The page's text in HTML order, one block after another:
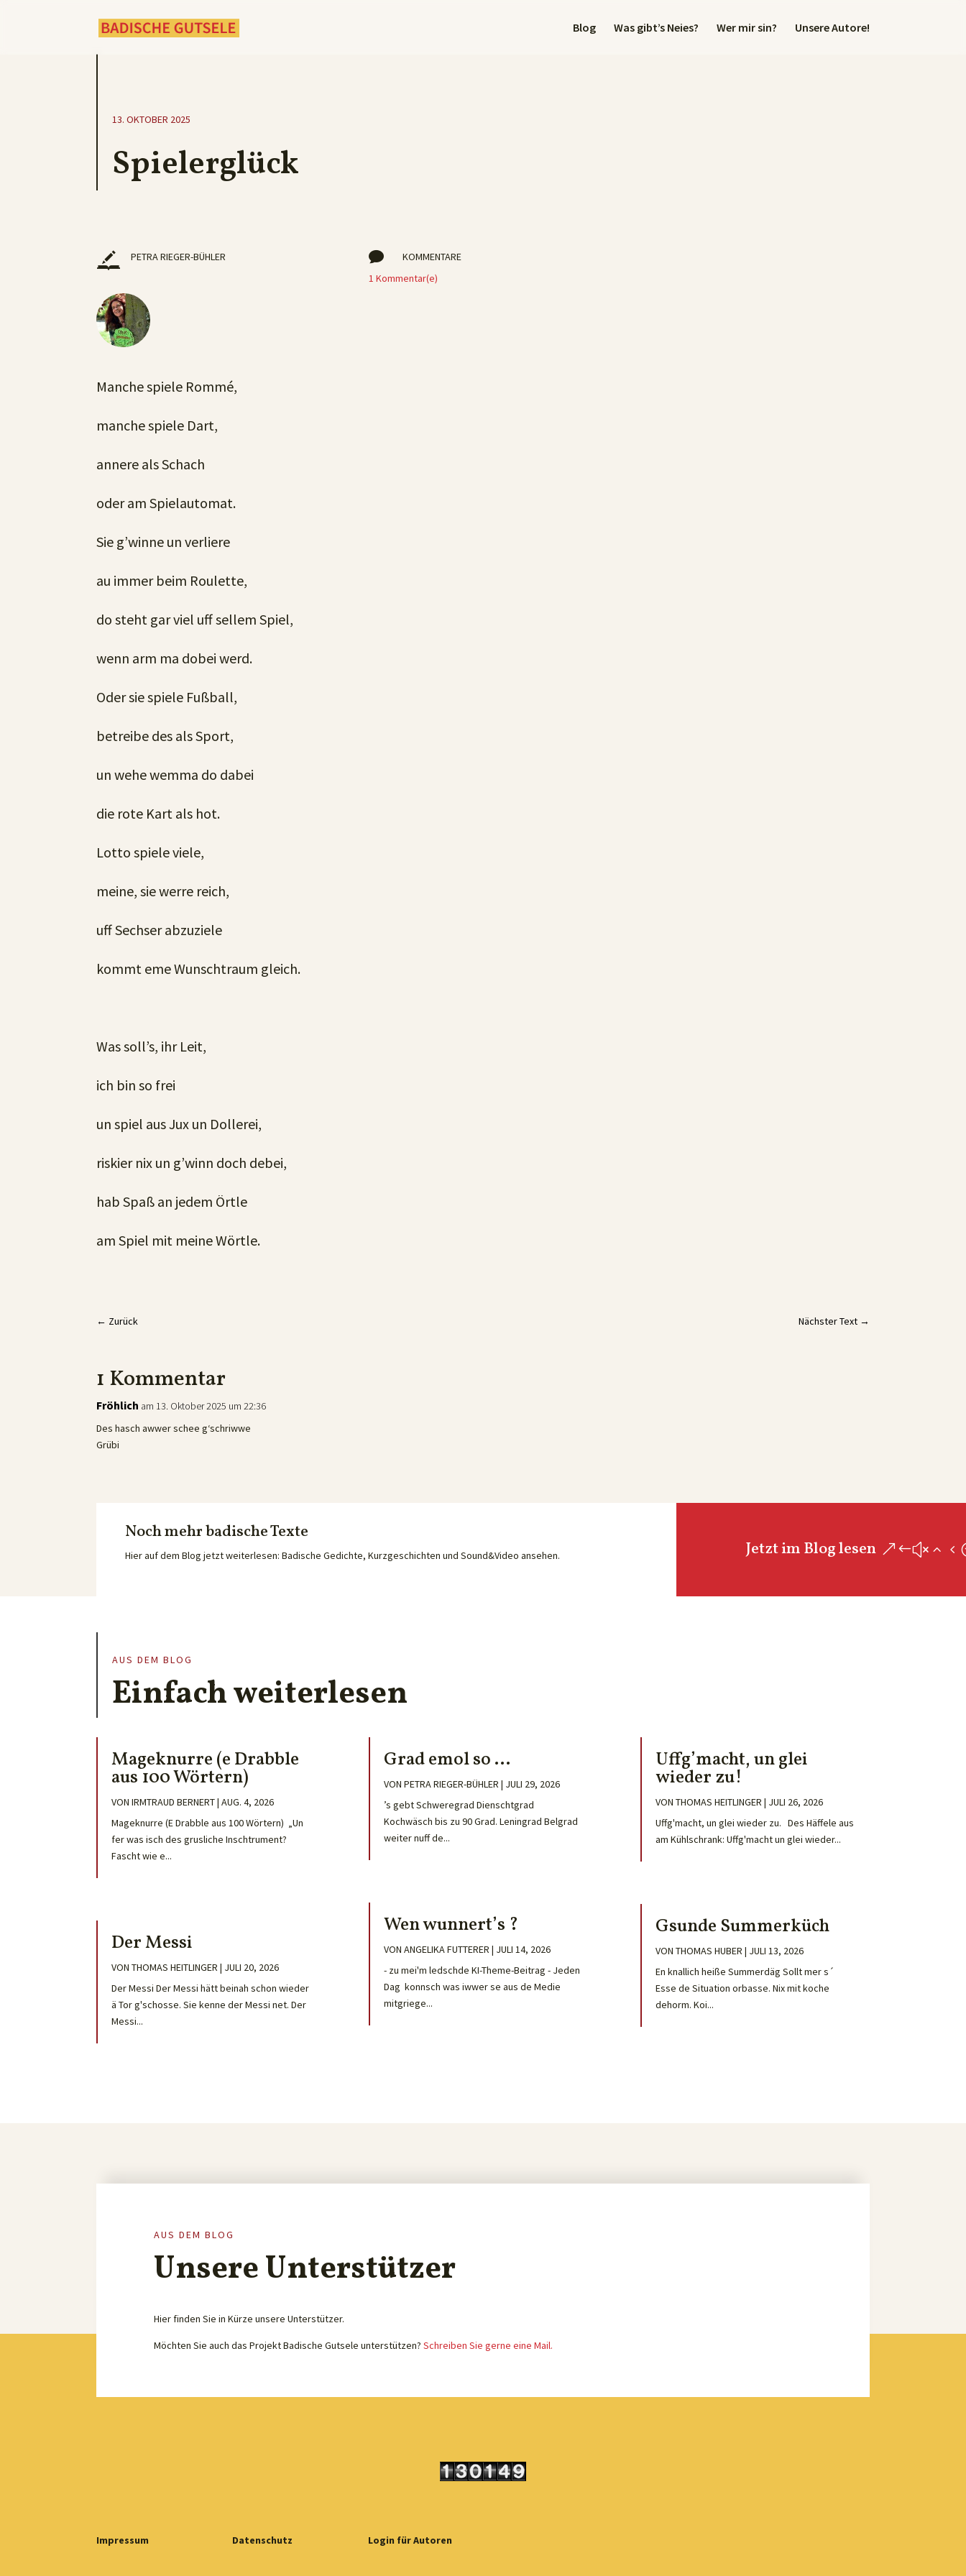
Blog Was gibt’s Neies? Wer mir sin? Unsere Autore!
13. OKTOBER 2025
Spielerglück
PETRA RIEGER-BÜHLER 
KOMMENTARE
1 Kommentar(e)
Manche spiele Rommé,
manche spiele Dart,
annere als Schach
oder am Spielautomat.
Sie g’winne un verliere
au immer beim Roulette,
do steht gar viel uff sellem Spiel,
wenn arm ma dobei werd.
Oder sie spiele Fußball,
betreibe des als Sport,
un wehe wemma do dabei
die rote Kart als hot.
Lotto spiele viele,
meine, sie werre reich,
uff Sechser abzuziele
kommt eme Wunschtraum gleich.
Was soll’s, ihr Leit,
ich bin so frei
un spiel aus Jux un Dollerei,
riskier nix un g’winn doch debei,
hab Spaß an jedem Örtle
am Spiel mit meine Wörtle.
← Zurück Nächster Text→
1 Kommentar
Fröhlich am 13. Oktober 2025 um 22:36
Des hasch awwer schee g‘schriwwe
Grübi
Noch mehr badische Texte
Hier auf dem Blog jetzt weiterlesen: Badische Gedichte, Kurzgeschichten und Sound&Video ansehen. Jetzt im Blog lesen
AUS DEM BLOG
Einfach weiterlesen
Mageknurre (e Drabble
aus 100 Wörtern)
VONIRMTRAUD BERNERT|AUG. 4, 2026
Mageknurre (E Drabble aus 100 Wörtern) „Un
fer was isch des grusliche Inschtrument?
Fascht wie e...
Der Messi
VONTHOMAS HEITLINGER | JULI 20, 2026
Der Messi Der Messi hätt beinah schon wieder
ä Tor g'schosse. Sie kenne der Messi net. Der
Messi...
Grad emol so …
VON PETRA RIEGER-BÜHLER | JULI 29, 2026
’s gebt Schweregrad Dienschtgrad
Kochwäsch bis zu 90 Grad. Leningrad Belgrad
weiter nuff de...
Wen wunnert’s ?
VON ANGELIKA FUTTERER | JULI 14, 2026
- zu mei'm ledschde KI-Theme-Beitrag - Jeden
Dag konnsch was iwwer se aus de Medie
mitgriege...
Uffg’macht, un glei
wieder zu!
VON THOMAS HEITLINGER | JULI 26, 2026
Uffg'macht, un glei wieder zu. Des Häffele aus
am Kühlschrank: Uffg'macht un glei wieder...
Gsunde Summerküch
VON THOMAS HUBER | JULI 13, 2026
En knallich heiße Summerdäg Sollt mer s´
Esse de Situation orbasse. Nix mit koche
dehorm. Koi...
AUS DEM BLOG
Unsere Unterstützer
Hier finden Sie in Kürze unsere Unterstützer.
Möchten Sie auch das Projekt Badische Gutsele unterstützen?Schreiben Sie gerne eine Mail.
Impressum Datenschutz Login für Autoren